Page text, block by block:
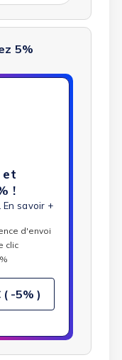
5%
et
!
En savoir +
d'envoi
clic
( -5% )